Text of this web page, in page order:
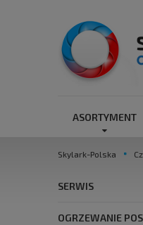
ASORTYMENT
Skylark-Polska
SERWIS
OGRZEWANIE